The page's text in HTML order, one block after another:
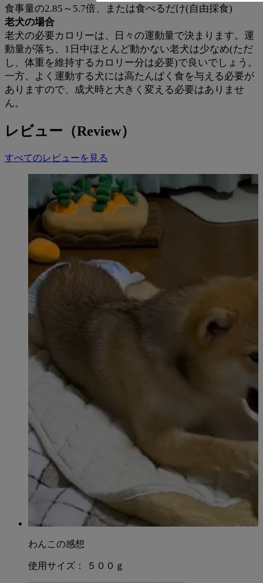
食事量の2.85～5.7倍、または食べるだけ(自由採食)
老犬の場合
老犬の必要カロリーは、日々の運動量で決まります。運
動量が落ち、1日中ほとんど動かない老犬は少なめ(ただ
し、体重を維持するカロリー分は必要)で良いでしょう。
一方、よく運動する犬には高たんぱく食を与える必要が
ありますので、成犬時と大きく変える必要はありませ
ん。
レビュー（Review）
すべてのレビューを見る
わんこの感想
使用サイズ： ５００ｇ